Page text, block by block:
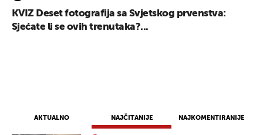
AKTUALNO NAJČITANIJE NAJKOMENTIRANIJE
KVIZ Deset fotografija sa Svjetskog prvenstva:
Sjećate li se ovih trenutaka?...